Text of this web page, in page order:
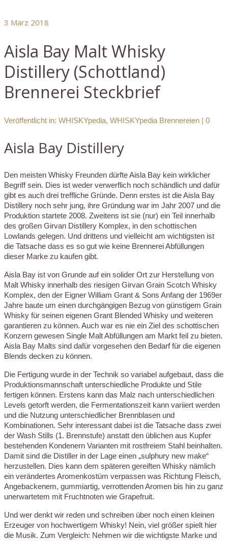
3 März 2018
Aisla Bay Malt Whisky
Distillery (Schottland)
Brennerei Steckbrief
Veröffentlicht in: WHISKYpedia, WHISKYpedia Brennereien | 0
Aisla Bay Distillery
Den meisten Whisky Freunden dürfte Aisla Bay kein wirklicher
Begriff sein. Dies ist weder verwerflich noch schändlich und dafür
gibt es auch drei treffliche Gründe. Denn erstes ist die Aisla Bay
Distillery noch sehr jung, ihre Gründung war im Jahr 2007 und die
Produktion startete 2008. Zweitens ist sie (nur) ein Teil innerhalb
des großen Girvan Distillery Komplex, in den schottischen
Lowlands gelegen. Und drittens und vielleicht am wichtigsten ist
die Tatsache dass es so gut wie keine Brennerei Abfüllungen
dieser Marke zu kaufen gibt.
Aisla Bay ist von Grunde auf ein solider Ort zur Herstellung von
Malt Whisky innerhalb des riesigen Girvan Grain Scotch Whisky
Komplex, den der Eigner William Grant & Sons Anfang der 1969er
Jahre baute um einen durchgängigen Bezug von günstigem Grain
Whisky für seinen eigenen Grant Blended Whisky und weiteren
garantieren zu können. Auch war es nie ein Ziel des schottischen
Konzern gewesen Single Malt Abfüllungen am Markt feil zu bieten.
Aisla Bay Malts sind dafür vorgesehen den Bedarf für die eigenen
Blends decken zu können.
Die Fertigung wurde in der Technik so variabel aufgebaut, dass die
Produktionsmannschaft unterschiedliche Produkte und Stile
fertigen können. Erstens kann das Malz nach unterschiedlichen
Levels getorft werden, die Fermentationszeit kann variiert werden
und die Nutzung unterschiedlicher Brennblasen und
Kombinationen. Sehr interessant dabei ist die Tatsache dass zwei
der Wash Stills (1. Brennstufe) anstatt den üblichen aus Kupfer
bestehenden Kondenern Varianten mit rostfreiem Stahl beinhalten.
Damit sind die Distiller in der Lage einen „sulphury new make“
herzustellen. Dies kann dem späteren gereiften Whisky nämlich
ein verändertes Aromenkostüm verpassen was Richtung Fleisch,
Angebackenem, gummiartig, verrottenden Aromen bis hin zu ganz
unerwartetem mit Fruchtnoten wie Grapefruit.
Und wer denkt wir reden und schreiben über noch einen kleinen
Erzeuger von hochwertigem Whisky! Nein, viel größer spielt hier
die Musik. Zum Vergleich: Nehmen wir die wichtigste Marke und